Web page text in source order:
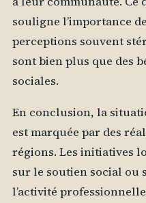
souligne l’importance
perceptions souvent
sont bien plus que des
sociales.
En conclusion, la
est marquée par des
régions. Les initiatives
sur le soutien social ou
l’activité